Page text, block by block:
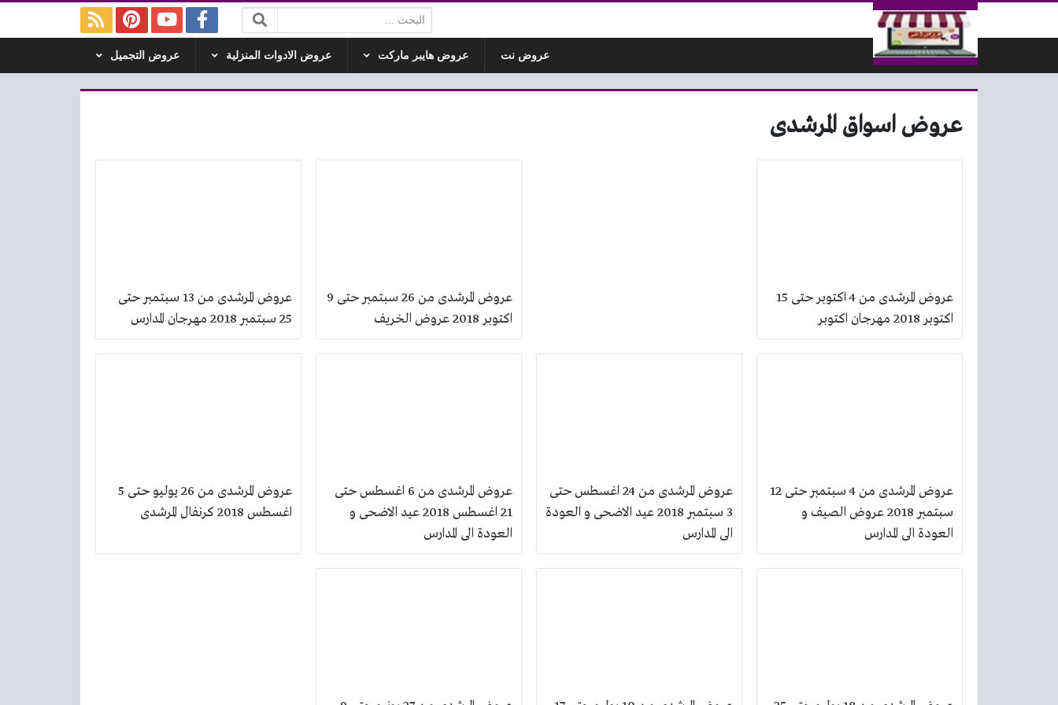
التخطي إلى المحتوى
البحث:
عروض نت عروض هايبر ماركت عروض الادوات المنزلية عروض التجميل
عروض اسواق المرشدى
عروض المرشدى من 4 اكتوبر حتى 15
اكتوبر 2018 مهرجان اكتوبر
عروض المرشدى من 26 سبتمبر حتى 9
اكتوبر 2018 عروض الخريف
عروض المرشدى من 13 سبتمبر حتى
25 سبتمبر 2018 مهرجان المدارس
عروض المرشدى من 4 سبتمبر حتى 12
سبتمبر 2018 عروض الصيف و
العودة الى المدارس
عروض المرشدى من 24 اغسطس حتى
3 سبتمبر 2018 عيد الاضحى و العودة
الى المدارس
عروض المرشدى من 6 اغسطس حتى
21 اغسطس 2018 عيد الاضحى و
العودة الى المدارس
عروض المرشدى من 26 يوليو حتى 5
اغسطس 2018 كرنفال المرشدى